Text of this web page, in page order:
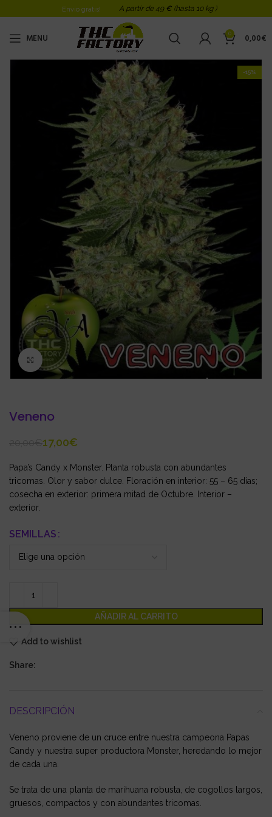
Envio gratis! A partir de 49 € (hasta 10 kg )
MENU 0 0,00€
-15%
Click to enlarge
Veneno
17,00€
Papa’s Candy x Monster. Planta robusta con abundantes
tricomas. Olor y sabor dulce. Floración en interior: 55 – 65 días;
cosecha en exterior: primera mitad de Octubre. Interior –
exterior.
SEMILLAS
AÑADIR AL CARRITO
Add to wishlist
Share:
DESCRIPCIÓN
Veneno proviene de un cruce entre nuestra campeona Papas
Candy y nuestra super productora Monster, heredando lo mejor
de cada una.
Se trata de una planta de marihuana robusta, de cogollos largos,
gruesos, compactos y con abundantes tricomas.